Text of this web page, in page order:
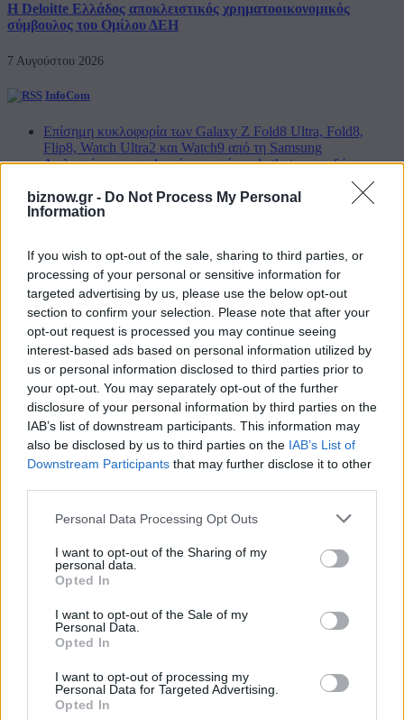
biznow.gr - Do Not Process My Personal
Information
If you wish to opt-out of the sale, sharing to third parties, or
processing of your personal or sensitive information for
targeted advertising by us, please use the below opt-out
section to confirm your selection. Please note that after your
opt-out request is processed you may continue seeing
interest-based ads based on personal information utilized by
us or personal information disclosed to third parties prior to
your opt-out. You may separately opt-out of the further
disclosure of your personal information by third parties on the
IAB’s list of downstream participants. This information may
also be disclosed by us to third parties on the IAB’s List of
Downstream Participants that may further disclose it to other
Personal Data Processing Opt Outs
I want to opt-out of the Sharing of my
personal data.
Opted In
I want to opt-out of the Sale of my
Personal Data.
Opted In
I want to opt-out of processing my
Personal Data for Targeted Advertising.
Opted In
Η Deloitte Ελλάδος αποκλειστικός χρηματοοικονομικός
σύμβουλος του Ομίλου ΔΕΗ
7 Αυγούστου 2026
InfoCom
Επίσημη κυκλοφορία των Galaxy Z Fold8 Ultra, Fold8,
Flip8, Watch Ultra2 και Watch9 από τη Samsung
Διπλασιάστηκε σε 1 χρόνο η χρήση chatbots για ειδήσεις
Συμφωνία για το IRIS² με 348 δορυφόρους και πρώτες
εκτοξεύσεις το 2029
Η SpaceX προβλέπει ρόλο-κλειδί της Starlink στην
παγκόσμια συνδεσιμότητα
18η συνεχόμενη χρονιά για τον ΟΤΕ στη διεθνή σειρά
δεικτών FTSE4Good
Οι Ευρωπαίοι καταναλωτές φαίνεται να αγκαλιάζουν τα νέα
Samsung Galaxy Z Fold8
Digital Life
Η Roblox φέρνει τη δημιουργία παιχνιδιών με ΑΙ σε iPhone
και iPad
Το ρομπότ που ανοίγει σακούλες και φτιάχνει LEGO μας
φέρνει πιο κοντά στο μέλλον
Steve Jobs: «Προφήτεψε» τα AI Chatbots και την Τεχνητή
Redmi Projector 5: Ο νέος smart projector της Xiaomi είναι
Huawei: Παρουσίασε το νέο MateBook Fold (2026) με Kirin
X90 Plus και είναι ένα… “tech” έπος!
Η σειρά Samsung Galaxy Z αποσπά θετικές κριτικές από
διάφορα media στην Ευρώπη
CityGen.gr
Όμιλος Σαρακάκη: Παραχώρησε το νέο Maxus T60 Max
στην ΕΠΟΜΕΑ Βιλίων
Ν. Χαρδαλιάς: «Με το Παρατηρητήριο Έργων η Περιφέρεια